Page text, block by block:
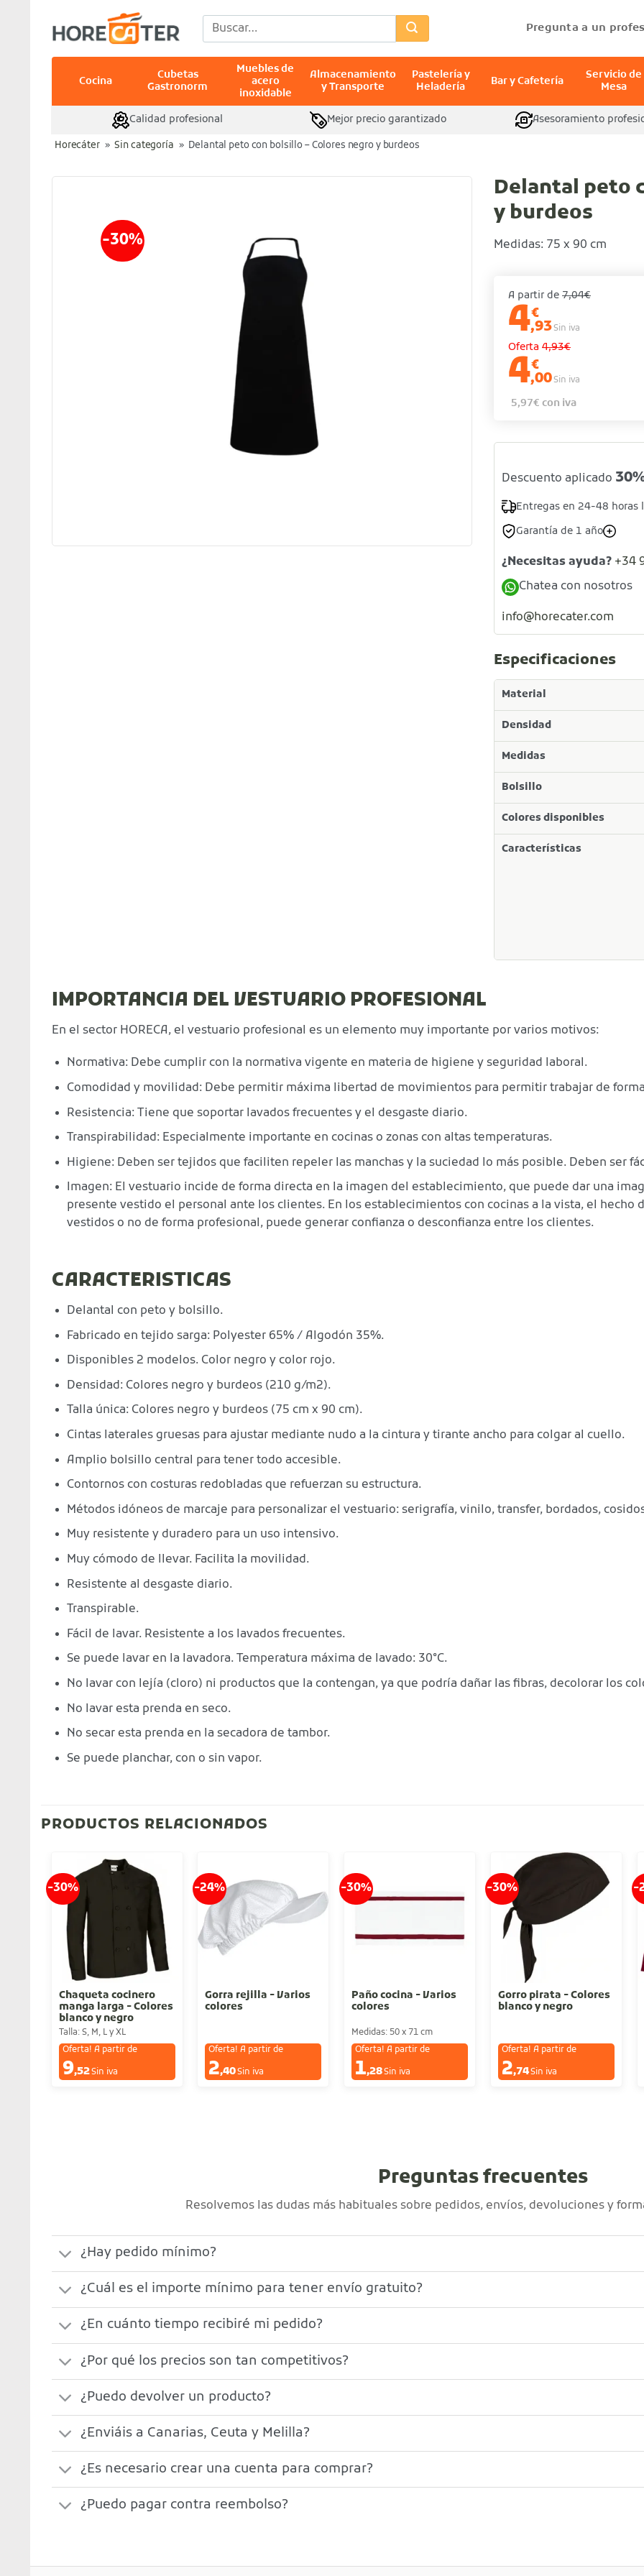
contenido
Buscar
por:
Pregunta a un
Cocina
Cubetas
Gastronorm
Muebles de
acero
inoxidable
Almacenamiento
y Transporte
Pastelería y
Heladería
Bar y Cafetería
Servicio de
Mesa
Calidad profesional Mejor precio garantizado Asesoramiento
Horecáter » Sin categoría » Delantal peto con bolsillo – Colores negro y burdeos
-30%
Delantal peto
y burdeos
Medidas: 75 x 90 cm
A partir de 7,04€
4€
,93Sin iva
Oferta 4,93€
4€
,00Sin iva
5,97€ con iva
Descuento aplicado
Entregas en 24-48 horas
Garantía de 1 año
¿Necesitas ayuda? +34
Chatea con nosotros
info@horecater.com
Especificaciones
Material
Densidad
Medidas
Bolsillo
Colores disponibles
Características
IMPORTANCIA DEL VESTUARIO PROFESIONAL
En el sector HORECA, el vestuario profesional es un elemento muy importante por varios motivos:
Normativa: Debe cumplir con la normativa vigente en materia de higiene y seguridad laboral.
Comodidad y movilidad: Debe permitir máxima libertad de movimientos para permitir trabajar de
Resistencia: Tiene que soportar lavados frecuentes y el desgaste diario.
Transpirabilidad: Especialmente importante en cocinas o zonas con altas temperaturas.
Higiene: Deben ser tejidos que faciliten repeler las manchas y la suciedad lo más posible. Deben ser
Imagen: El vestuario incide de forma directa en la imagen del establecimiento, que puede dar una
presente vestido el personal ante los clientes. En los establecimientos con cocinas a la vista, el hecho
vestidos o no de forma profesional, puede generar confianza o desconfianza entre los clientes.
CARACTERISTICAS
Delantal con peto y bolsillo.
Fabricado en tejido sarga: Polyester 65% / Algodón 35%.
Disponibles 2 modelos. Color negro y color rojo.
Densidad: Colores negro y burdeos (210 g/m2).
Talla única: Colores negro y burdeos (75 cm x 90 cm).
Cintas laterales gruesas para ajustar mediante nudo a la cintura y tirante ancho para colgar al cuello.
Amplio bolsillo central para tener todo accesible.
Contornos con costuras redobladas que refuerzan su estructura.
Métodos idóneos de marcaje para personalizar el vestuario: serigrafía, vinilo, transfer, bordados,
Muy resistente y duradero para un uso intensivo.
Muy cómodo de llevar. Facilita la movilidad.
Resistente al desgaste diario.
Transpirable.
Fácil de lavar. Resistente a los lavados frecuentes.
Se puede lavar en la lavadora. Temperatura máxima de lavado: 30°C.
No lavar con lejía (cloro) ni productos que la contengan, ya que podría dañar las fibras, decolorar los
No lavar esta prenda en seco.
No secar esta prenda en la secadora de tambor.
Se puede planchar, con o sin vapor.
PRODUCTOS RELACIONADOS
-30%
Chaqueta cocinero
manga larga - Colores
blanco y negro
Talla: S, M, L y XL
Oferta! A partir de
9,52Sin iva
-24%
Gorra rejilla - Varios
colores
Oferta! A partir de
2,40Sin iva
-30%
Paño cocina - Varios
colores
Medidas: 50 x 71 cm
Oferta! A partir de
1,28Sin iva
-30%
Gorro pirata - Colores
blanco y negro
Oferta! A partir de
2,74Sin iva
-
Preguntas frecuentes
Resolvemos las dudas más habituales sobre pedidos, envíos, devoluciones y
¿Hay pedido mínimo?
¿Cuál es el importe mínimo para tener envío gratuito?
¿En cuánto tiempo recibiré mi pedido?
¿Por qué los precios son tan competitivos?
¿Puedo devolver un producto?
¿Enviáis a Canarias, Ceuta y Melilla?
¿Es necesario crear una cuenta para comprar?
¿Puedo pagar contra reembolso?